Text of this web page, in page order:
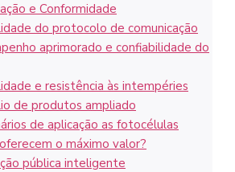
e Conformidade
do protocolo de comunicação
aprimorado e confiabilidade do
e resistência às intempéries
de produtos ampliado
de aplicação as fotocélulas
o máximo valor?
pública inteligente